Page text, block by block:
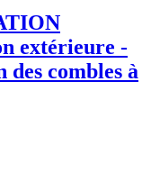
extérieure -
combles à